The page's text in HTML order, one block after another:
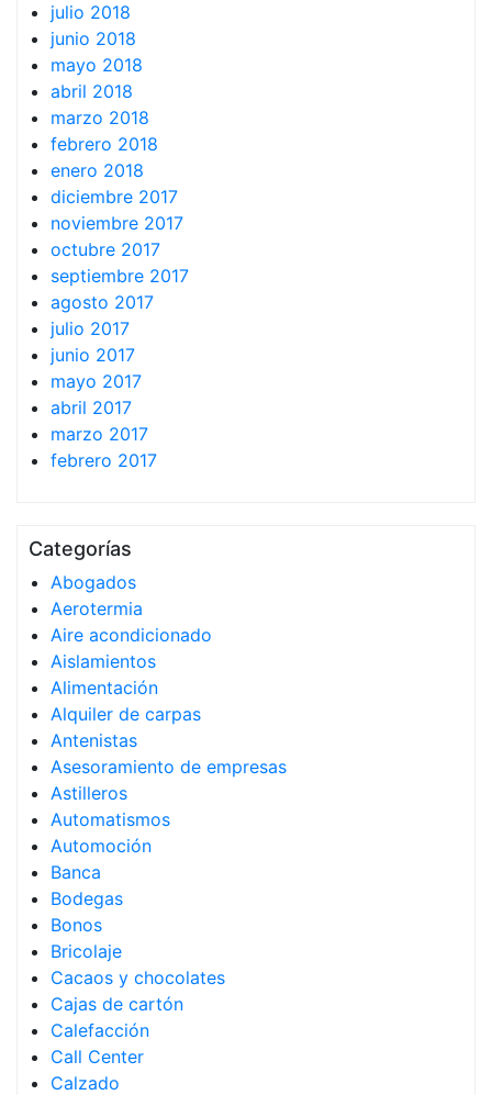
julio 2018
junio 2018
mayo 2018
abril 2018
marzo 2018
febrero 2018
enero 2018
diciembre 2017
noviembre 2017
octubre 2017
septiembre 2017
agosto 2017
julio 2017
junio 2017
mayo 2017
abril 2017
marzo 2017
febrero 2017
Categorías
Abogados
Aerotermia
Aire acondicionado
Aislamientos
Alimentación
Alquiler de carpas
Antenistas
Asesoramiento de empresas
Astilleros
Automatismos
Automoción
Banca
Bodegas
Bonos
Bricolaje
Cacaos y chocolates
Cajas de cartón
Calefacción
Call Center
Calzado